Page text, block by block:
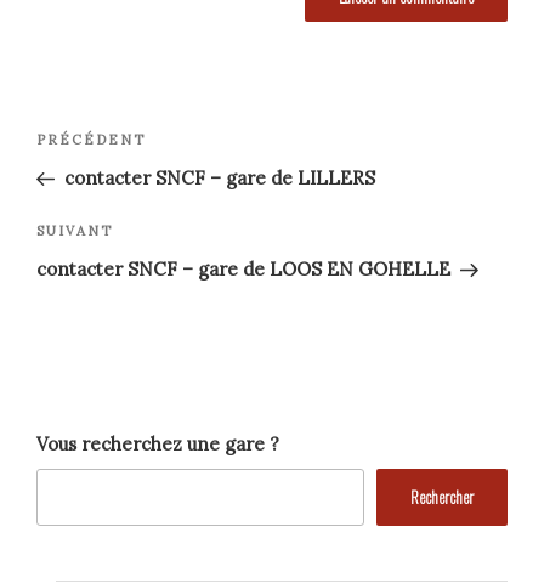
Navigation
de
l’article
Article
précédent
PRÉCÉDENT
contacter SNCF – gare de LILLERS
Article
suivant
SUIVANT
contacter SNCF – gare de LOOS EN GOHELLE
Vous recherchez une gare ?
Rechercher